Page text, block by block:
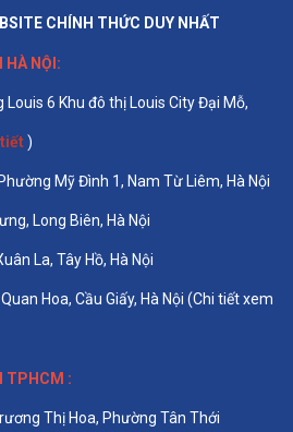
CHÍNH THỨC DUY NHẤT
NỘI :
6 Khu đô thị Louis City Đại Mỗ,
)
Mỹ Đình 1, Nam Từ Liêm, Hà Nội
Long Biên, Hà Nội
La, Tây Hồ, Hà Nội
Hoa, Cầu Giấy, Hà Nội (Chi tiết xem
TPHCM :
Thị Hoa, Phường Tân Thới